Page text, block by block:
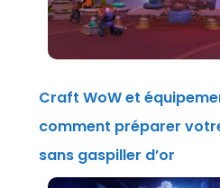
Craft WoW et
comment préparer
sans gaspiller d’or